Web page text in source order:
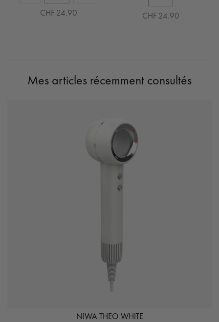
CHF 24.90 CHF 24.90
Mes articles récemment consultés
NIWA THEO WHITE